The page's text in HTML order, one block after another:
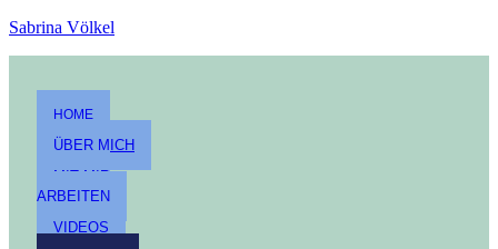
Sabrina Völkel
HOME
ÜBER MICH
MIT MIR
ARBEITEN
VIDEOS